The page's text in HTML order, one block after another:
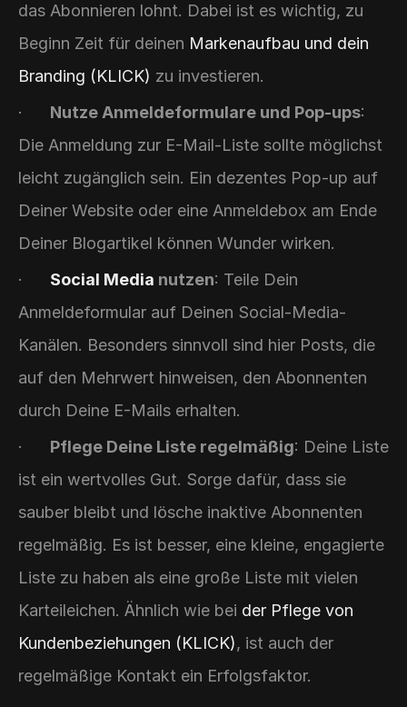
das Abonnieren lohnt. Dabei ist es wichtig, zu
Beginn Zeit für deinen Markenaufbau und dein
Branding (KLICK) zu investieren.
· Nutze Anmeldeformulare und Pop-ups:
Die Anmeldung zur E-Mail-Liste sollte möglichst
leicht zugänglich sein. Ein dezentes Pop-up auf
Deiner Website oder eine Anmeldebox am Ende
Deiner Blogartikel können Wunder wirken.
· Social Media nutzen: Teile Dein
Anmeldeformular auf Deinen Social-Media-
Kanälen. Besonders sinnvoll sind hier Posts, die
auf den Mehrwert hinweisen, den Abonnenten
durch Deine E-Mails erhalten.
· Pflege Deine Liste regelmäßig: Deine Liste
ist ein wertvolles Gut. Sorge dafür, dass sie
sauber bleibt und lösche inaktive Abonnenten
regelmäßig. Es ist besser, eine kleine, engagierte
Liste zu haben als eine große Liste mit vielen
Karteileichen. Ähnlich wie bei der Pflege von
Kundenbeziehungen (KLICK), ist auch der
regelmäßige Kontakt ein Erfolgsfaktor.